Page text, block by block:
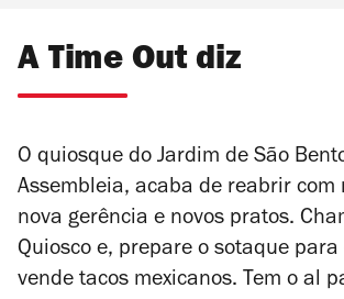
A Time Out diz
O quiosque do Jardim de São
Assembleia, acaba de reabrir com
nova gerência e novos pratos.
Quiosco e, prepare o sotaque para
vende tacos mexicanos. Tem o al